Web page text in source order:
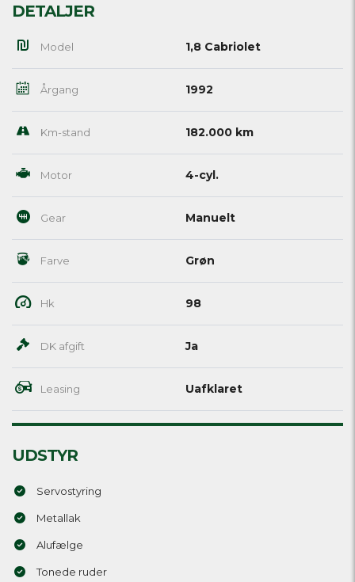
DETALJER
Model 1,8 Cabriolet
Årgang 1992
Km-stand 182.000 km
Motor 4-cyl.
Gear Manuelt
Farve Grøn
Hk 98
DK afgift Ja
Leasing Uafklaret
UDSTYR
Servostyring
Metallak
Alufælge
Tonede ruder